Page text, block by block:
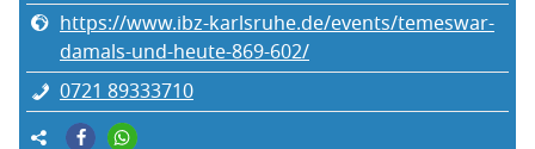
https://www.ibz-karlsruhe.de/events/temeswar-
damals-und-heute-869-602/
0721 89333710